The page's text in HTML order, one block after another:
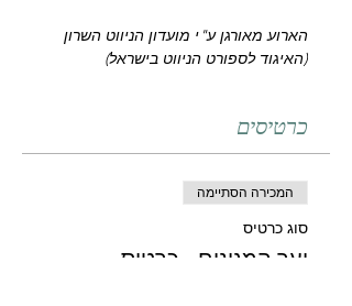
הארוע מאורגן ע"י מועדון הניווט השרון
(האיגוד לספורט הניווט בישראל)
כרטיסים
המכירה הסתיימה
סוג כרטיס
יער המגינים - כרטיס